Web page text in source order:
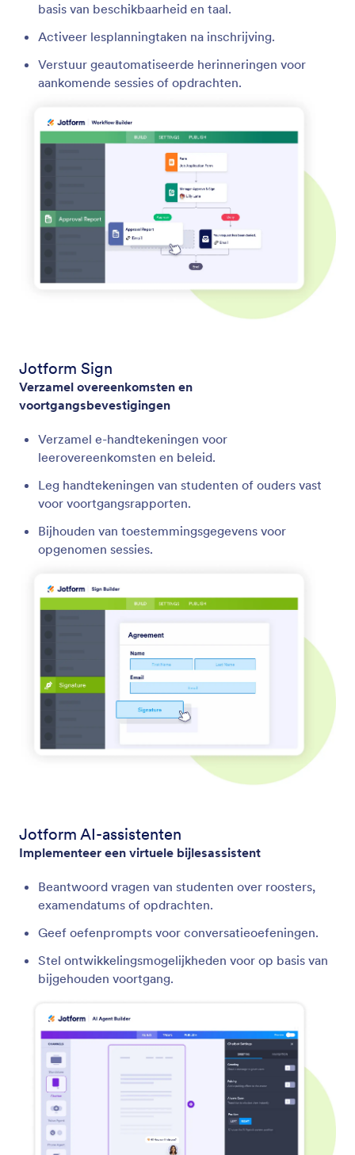
basis van beschikbaarheid en taal.
Activeer lesplanningtaken na inschrijving.
Verstuur geautomatiseerde herinneringen voor
aankomende sessies of opdrachten.
Jotform Sign
Verzamel overeenkomsten en
voortgangsbevestigingen
Verzamel e-handtekeningen voor
leerovereenkomsten en beleid.
Leg handtekeningen van studenten of ouders vast
voor voortgangsrapporten.
Bijhouden van toestemmingsgegevens voor
opgenomen sessies.
Jotform AI-assistenten
Implementeer een virtuele bijlesassistent
Beantwoord vragen van studenten over roosters,
examendatums of opdrachten.
Geef oefenprompts voor conversatieoefeningen.
Stel ontwikkelingsmogelijkheden voor op basis van
bijgehouden voortgang.